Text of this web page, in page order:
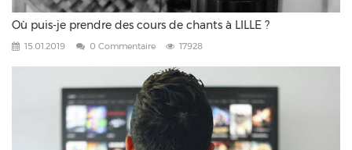
Où puis-je prendre des cours de chants à LILLE ?
15.01.2019 0 Commentaire 17928